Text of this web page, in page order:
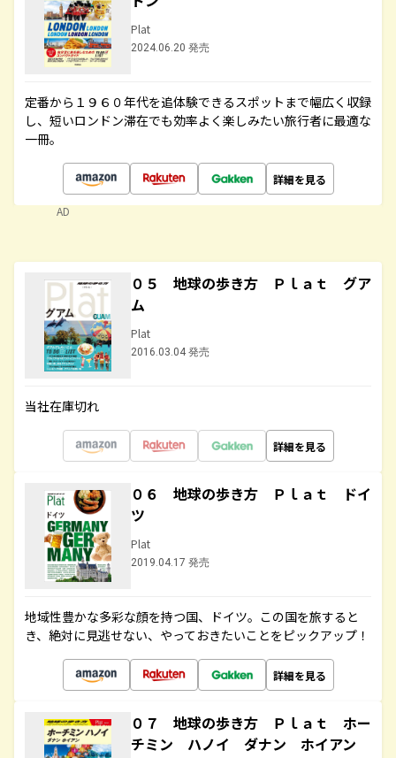
Plat
2024.06.20 発売
定番から１９６０年代を追体験できるスポットまで幅広く収録
し、短いロンドン滞在でも効率よく楽しみたい旅行者に最適な
一冊。
詳細を見る
AD
０５ 地球の歩き方 Ｐｌａｔ グア
ム
Plat
2016.03.04 発売
当社在庫切れ
詳細を見る
０６ 地球の歩き方 Ｐｌａｔ ドイ
ツ
Plat
2019.04.17 発売
地域性豊かな多彩な顔を持つ国、ドイツ。この国を旅すると
き、絶対に見逃せない、やっておきたいことをピックアップ！
詳細を見る
０７ 地球の歩き方 Ｐｌａｔ ホー
チミン ハノイ ダナン ホイアン